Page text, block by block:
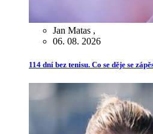
Jan Matas ,
06. 08. 2026
114 dní bez tenisu. Co se děje se